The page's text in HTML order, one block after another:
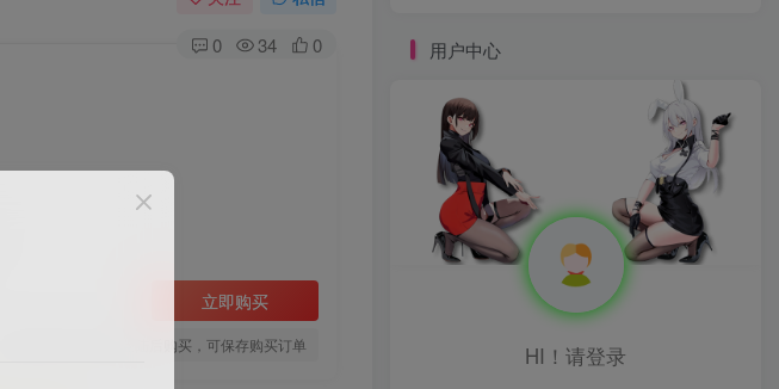
0 34 0
立即购买
您当前未登录！建议登陆后购买，可保存购买订单
用户中心
HI！请登录